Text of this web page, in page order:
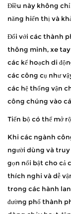
Điều này không
năng hiển thị và
Đối với các thành
thông minh, xe tay
các kế hoạch di
các công cụ như
các hệ thống vận
công chúng vào
Tiến bộ có thể mở
Khi các ngành
người dùng và truy
gọn nổi bật cho cả
thích nghi và dễ
trong các hành
đường phố thành